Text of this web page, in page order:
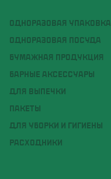
ОДНОРАЗОВАЯ УПАКОВКА
ОДНОРАЗОВАЯ ПОСУДА
БУМАЖНАЯ ПРОДУКЦИЯ
БАРНЫЕ АКСЕССУАРЫ
ДЛЯ ВЫПЕЧКИ
ПАКЕТЫ
ДЛЯ УБОРКИ И ГИГИЕНЫ
РАСХОДНИКИ